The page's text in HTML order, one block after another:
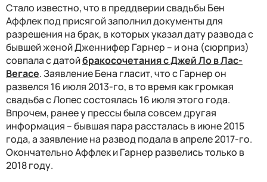
Стало известно, что в преддверии свадьбы Бен
Аффлек под присягой заполнил документы для
разрешения на брак, в которых указал дату развода с
бывшей женой Дженнифер Гарнер – и она (сюрприз)
совпала с датойбракосочетания с Джей Ло в Лас-
Вегасе. Заявление Бена гласит, что с Гарнер он
развелся 16 июля 2013-го, в то время как громкая
свадьба с Лопес состоялась 16 июля этого года.
Впрочем, ранее у прессы была совсем другая
информация – бывшая пара рассталась в июне 2015
года, а заявление на развод подала в апреле 2017-го.
Окончательно Аффлек и Гарнер развелись только в
2018 году.